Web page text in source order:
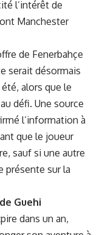
l’intérêt de
Manchester
de Fenerbahçe
serait désormais
alors que le
défi. Une source
l’information à
que le joueur
sauf si une autre
présente sur la
Guehi
dans un an,